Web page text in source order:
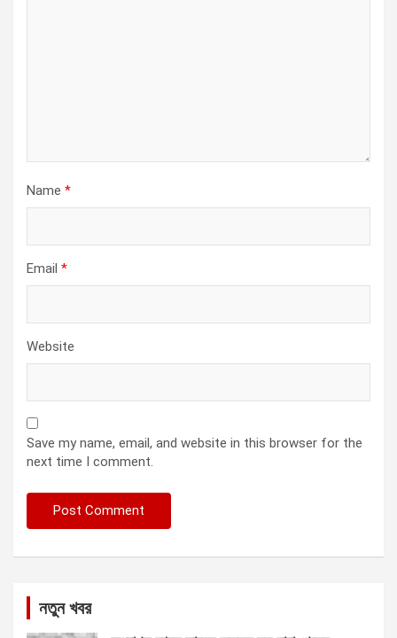
Name *
Email *
Website
Save my name, email, and website in this browser for the
next time I comment.
নতুন খবর